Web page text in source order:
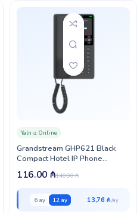
Grandstream GHP621 Black
Compact Hotel IP Phone
(GHP621)
Yalnız Online
140.00₼
116.00 ₼
6 ay 12 ay 13,76 ₼